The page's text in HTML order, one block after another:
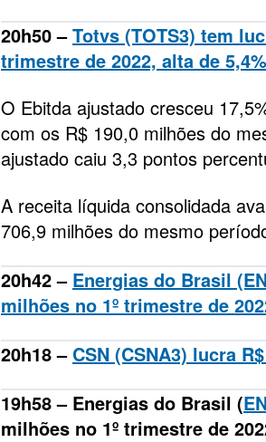
20h50 –Totvs (TOTS3) tem
trimestre de 2022, alta de 5,4%
O Ebitda ajustado cresceu
com os R$ 190,0 milhões do
ajustado caiu 3,3 pontos
A receita líquida consolidada
706,9 milhões do mesmo
20h42 – Energias do Brasil
milhões no 1º trimestre de
20h18 – CSN (CSNA3) lucra
19h58 – Energias do Brasil (
milhões no 1º trimestre de